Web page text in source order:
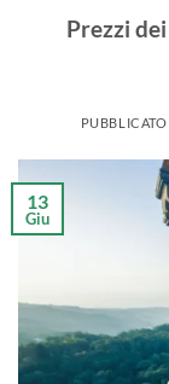
Prezzi
PUBBLICATO
13
Giu